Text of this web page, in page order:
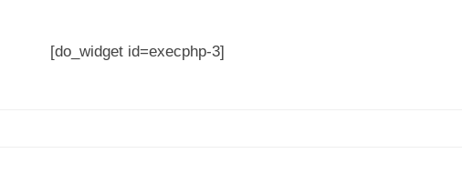
[do_widget id=execphp-3]